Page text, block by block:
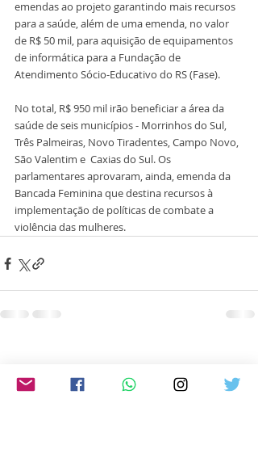
emendas ao projeto garantindo mais recursos
para a saúde, além de uma emenda, no valor
de R$ 50 mil, para aquisição de equipamentos
de informática para a Fundação de
Atendimento Sócio-Educativo do RS (Fase).
No total, R$ 950 mil irão beneficiar a área da
saúde de seis municípios - Morrinhos do Sul,
Três Palmeiras, Novo Tiradentes, Campo Novo,
São Valentim e  Caxias do Sul. Os
parlamentares aprovaram, ainda, emenda da
Bancada Feminina que destina recursos à
implementação de políticas de combate a
violência das mulheres.